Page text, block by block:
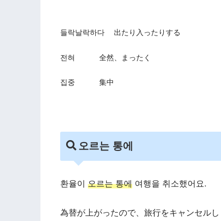
들락날락하다 出たり入ったりする
전혀 全然、まったく
집중 集中
오르는 통에
환율이 오르는 통에 여행을 취소했어요.
為替が上がったので、旅行をキャンセル